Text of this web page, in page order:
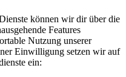
können wir dir über die
Features
Nutzung unserer
Einwilligung setzen wir auf
ein: